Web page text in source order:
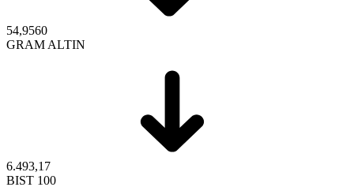
54,9560
GRAM ALTIN
6.493,17
BIST 100